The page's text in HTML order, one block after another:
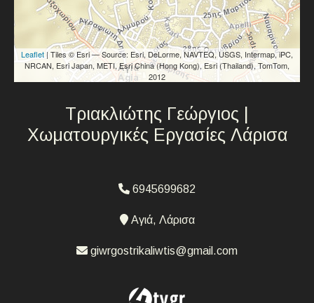
Leaflet | Tiles © Esri — Source: Esri, DeLorme, NAVTEQ, USGS, Intermap, iPC,
NRCAN, Esri Japan, METI, Esri China (Hong Kong), Esri (Thailand), TomTom,
2012
Τριακλιώτης Γεώργιος |
Χωματουργικές Εργασίες Λάρισα
6945699682
Αγιά, Λάρισα
giwrgostrikaliwtis@gmail.com